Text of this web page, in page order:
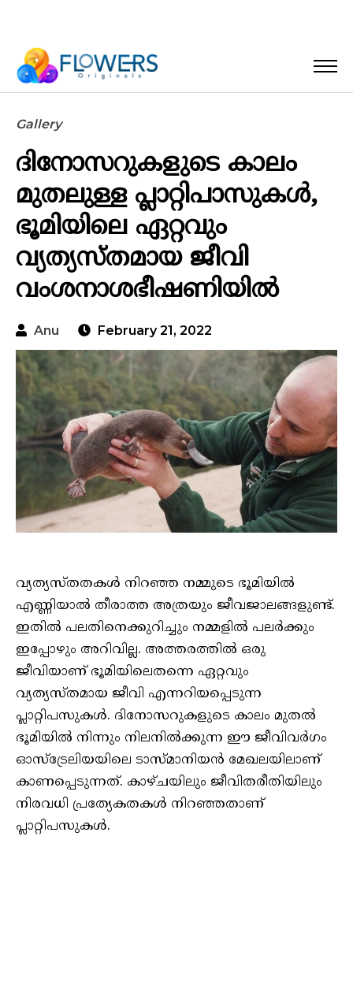
Gallery
ദിനോസറുകളുടെ കാലം
മുതലുള്ള പ്ലാറ്റിപാസുകൾ,
ഭൂമിയിലെ ഏറ്റവും
വ്യത്യസ്തമായ ജീവി
വംശനാശഭീഷണിയിൽ
Anu February 21, 2022
വ്യത്യസ്തതകൾ നിറഞ്ഞ നമ്മുടെ ഭൂമിയിൽ
എണ്ണിയാൽ തീരാത്ത അത്രയും ജീവജാലങ്ങളുണ്ട്.
ഇതിൽ പലതിനെക്കുറിച്ചും നമ്മളിൽ പലർക്കും
ഇപ്പോഴും അറിവില്ല. അത്തരത്തിൽ ഒരു
ജീവിയാണ് ഭൂമിയിലെതന്നെ ഏറ്റവും
വ്യത്യസ്തമായ ജീവി എന്നറിയപ്പെടുന്ന
പ്ലാറ്റിപസുകൾ. ദിനോസറുകളുടെ കാലം മുതൽ
ഭൂമിയിൽ നിന്നും നിലനിൽക്കുന്ന ഈ ജീവിവർഗം
ഓസ്‌ട്രേലിയയിലെ ടാസ്മാനിയൻ മേഖലയിലാണ്
കാണപ്പെടുന്നത്. കാഴ്ചയിലും ജീവിതരീതിയിലും
നിരവധി പ്രത്യേകതകൾ നിറഞ്ഞതാണ്
പ്ലാറ്റിപസുകൾ.